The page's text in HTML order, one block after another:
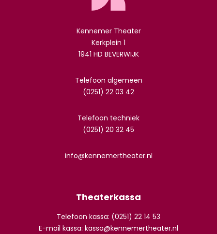
Kennemer Theater
Kerkplein 1
1941 HD BEVERWIJK
Telefoon algemeen
(0251) 22 03 42
Telefoon techniek
(0251) 20 32 45
info@kennemertheater.nl
Theaterkassa
Telefoon kassa: (0251) 22 14 53
E-mail kassa: kassa@kennemertheater.nl